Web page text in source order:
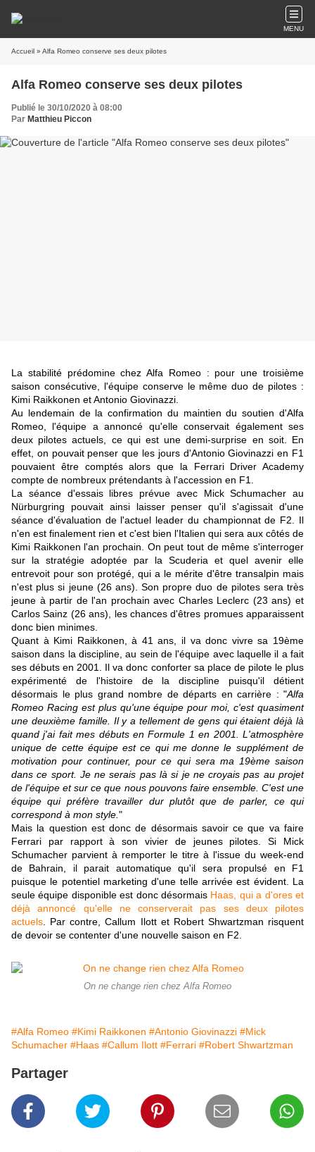
MENU
Accueil » Alfa Romeo conserve ses deux pilotes
Alfa Romeo conserve ses deux pilotes
Publié le 30/10/2020 à 08:00
Par Matthieu Piccon
La stabilité prédomine chez Alfa Romeo : pour une troisième
saison consécutive, l'équipe conserve le même duo de pilotes :
Kimi Raikkonen et Antonio Giovinazzi.
Au lendemain de la confirmation du maintien du soutien d'Alfa
Romeo, l'équipe a annoncé qu'elle conservait également ses
deux pilotes actuels, ce qui est une demi-surprise en soit. En
effet, on pouvait penser que les jours d'Antonio Giovinazzi en F1
pouvaient être comptés alors que la Ferrari Driver Academy
compte de nombreux prétendants à l'accession en F1.
La séance d'essais libres prévue avec Mick Schumacher au
Nürburgring pouvait ainsi laisser penser qu'il s'agissait d'une
séance d'évaluation de l'actuel leader du championnat de F2. Il
n'en est finalement rien et c'est bien l'Italien qui sera aux côtés de
Kimi Raikkonen l'an prochain. On peut tout de même s'interroger
sur la stratégie adoptée par la Scuderia et quel avenir elle
entrevoit pour son protégé, qui a le mérite d'être transalpin mais
n'est plus si jeune (26 ans). Son propre duo de pilotes sera très
jeune à partir de l'an prochain avec Charles Leclerc (23 ans) et
Carlos Sainz (26 ans), les chances d'êtres promues apparaissent
donc bien minimes.
Quant à Kimi Raikkonen, à 41 ans, il va donc vivre sa 19ème
saison dans la discipline, au sein de l'équipe avec laquelle il a fait
ses débuts en 2001. Il va donc conforter sa place de pilote le plus
expérimenté de l'histoire de la discipline puisqu'il détient
désormais le plus grand nombre de départs en carrière : "Alfa
Romeo Racing est plus qu'une équipe pour moi, c'est quasiment
une deuxième famille. Il y a tellement de gens qui étaient déjà là
quand j'ai fait mes débuts en Formule 1 en 2001. L'atmosphère
unique de cette équipe est ce qui me donne le supplément de
motivation pour continuer, pour ce qui sera ma 19ème saison
dans ce sport. Je ne serais pas là si je ne croyais pas au projet
de l'équipe et sur ce que nous pouvons faire ensemble. C'est une
équipe qui préfère travailler dur plutôt que de parler, ce qui
correspond à mon style. "
Mais la question est donc de désormais savoir ce que va faire
Ferrari par rapport à son vivier de jeunes pilotes. Si Mick
Schumacher parvient à remporter le titre à l'issue du week-end
de Bahrain, il parait automatique qu'il sera propulsé en F1
puisque le potentiel marketing d'une telle arrivée est évident. La
seule équipe disponible est donc désormais Haas, qui a d'ores et
déjà annoncé qu'elle ne conserverait pas ses deux pilotes
actuels . Par contre, Callum Ilott et Robert Shwartzman risquent
de devoir se contenter d'une nouvelle saison en F2.
On ne change rien chez Alfa Romeo
#Alfa Romeo #Kimi Raikkonen #Antonio Giovinazzi #Mick
Schumacher #Haas #Callum Ilott #Ferrari #Robert Shwartzman
Partager